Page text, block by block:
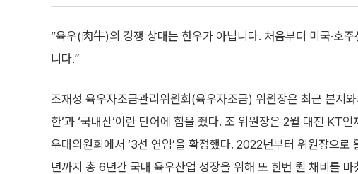
“육우(肉牛)의 경쟁 상대는 한우가 아닙니다. 처음부터 미국·호
니다.”
조재성 육우자조금관리위원회(육우자조금) 위원장은 최근 본지와
한’과 ‘국내산’이란 단어에 힘을 줬다. 조 위원장은 2월 대전 KT
우대의원회에서 ‘3선 연임’을 확정했다. 2022년부터 위원장으로
년까지 총 6년간 국내 육우산업 성장을 위해 또 한번 뛸 채비를 마